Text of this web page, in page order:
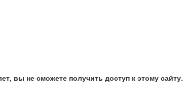
вы не сможете получить доступ к этому сайту.